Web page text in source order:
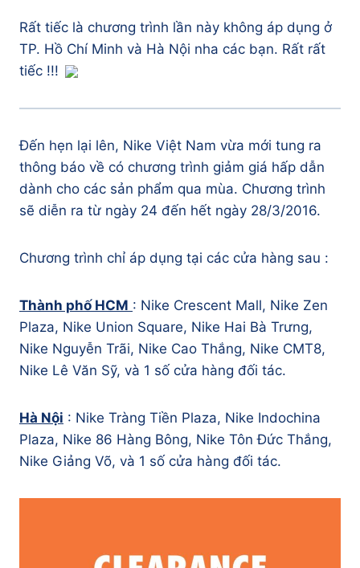
Rất tiếc là chương trình lần này không áp dụng ở
TP. Hồ Chí Minh và Hà Nội nha các bạn. Rất rất
tiếc !!!
Đến hẹn lại lên, Nike Việt Nam vừa mới tung ra
thông báo về có chương trình giảm giá hấp dẫn
dành cho các sản phẩm qua mùa. Chương trình
sẽ diễn ra từ ngày 24 đến hết ngày 28/3/2016.
Chương trình chỉ áp dụng tại các cửa hàng sau :
Thành phố HCM : Nike Crescent Mall, Nike Zen
Plaza, Nike Union Square, Nike Hai Bà Trưng,
Nike Nguyễn Trãi, Nike Cao Thắng, Nike CMT8,
Nike Lê Văn Sỹ, và 1 số cửa hàng đối tác.
Hà Nội : Nike Tràng Tiền Plaza, Nike Indochina
Plaza, Nike 86 Hàng Bông, Nike Tôn Đức Thắng,
Nike Giảng Võ, và 1 số cửa hàng đối tác.